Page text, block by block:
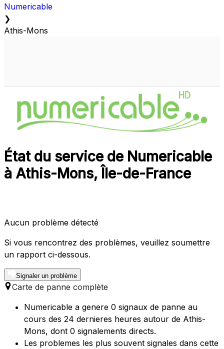
Numericable
❯
Athis-Mons
État du service de Numericable
à Athis-Mons, Île-de-France
Aucun problème détecté
Si vous rencontrez des problèmes, veuillez soumettre
un rapport ci-dessous.
Signaler un problème
Carte de panne complète
Numericable a genere 0 signaux de panne au
cours des 24 dernieres heures autour de Athis-
Mons, dont 0 signalements directs.
Les problemes les plus souvent signales dans cette